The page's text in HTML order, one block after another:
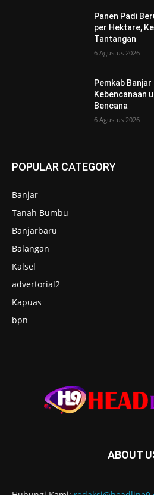
Panen Padi
per Hektare,
Tantangan
6 Agustus 2026
Pemkab
Kebencanaan
Bencana
6 Agustus 2026
POPULAR CATEGORY
Banjar
Tanah Bumbu
Banjarbaru
Balangan
Kalsel
advertorial2
Kapuas
bpn
ABOUT